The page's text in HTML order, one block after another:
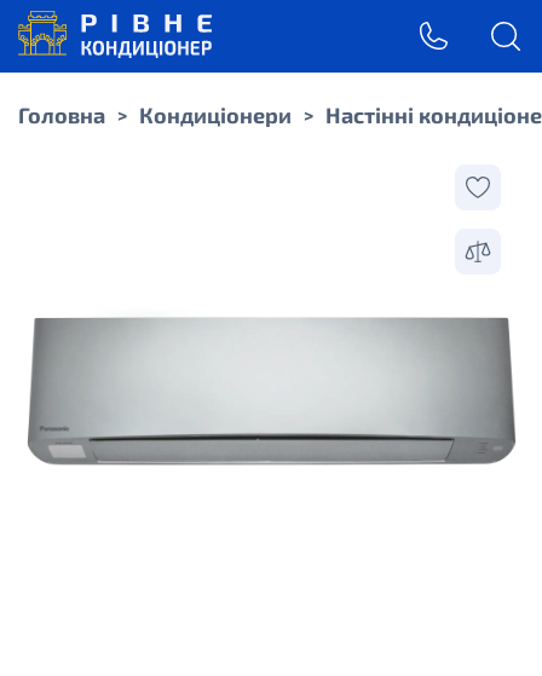
Головна > Кондиціонери > Настінні